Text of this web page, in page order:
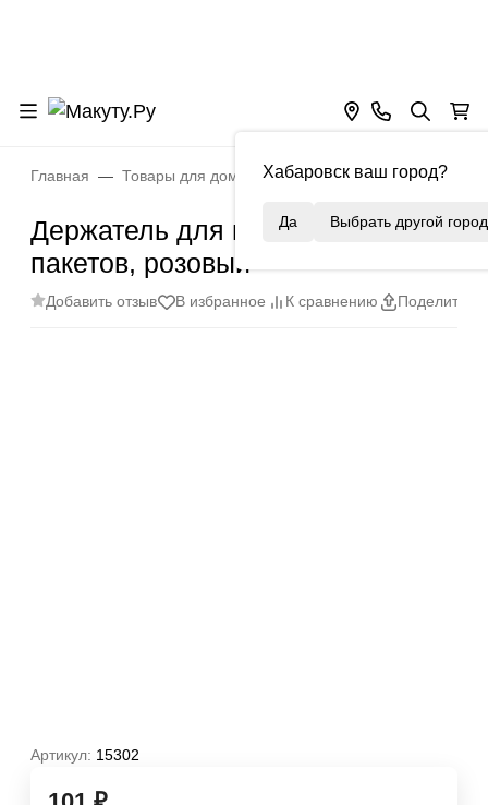
Хабаровск ваш город?
Да Выбрать другой город
Главная Товары для дома Кухня Организация
Держатель для мусорных
пакетов, розовый
Добавить отзыв В избранное К сравнению Поделиться
Артикул: 15302